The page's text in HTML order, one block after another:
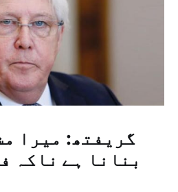
گریفتھ: میرا
بنانا ہے ناکہ